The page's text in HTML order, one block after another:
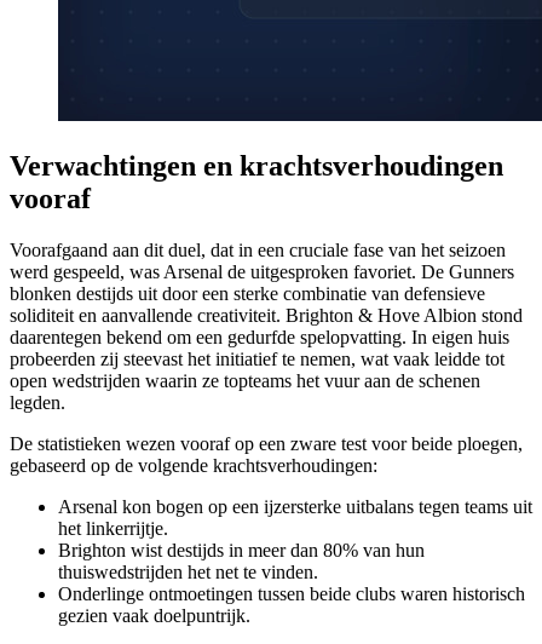
Verwachtingen en krachtsverhoudingen
vooraf
Voorafgaand aan dit duel, dat in een cruciale fase van het seizoen
werd gespeeld, was Arsenal de uitgesproken favoriet. De Gunners
blonken destijds uit door een sterke combinatie van defensieve
soliditeit en aanvallende creativiteit. Brighton & Hove Albion stond
daarentegen bekend om een gedurfde spelopvatting. In eigen huis
probeerden zij steevast het initiatief te nemen, wat vaak leidde tot
open wedstrijden waarin ze topteams het vuur aan de schenen
legden.
De statistieken wezen vooraf op een zware test voor beide ploegen,
gebaseerd op de volgende krachtsverhoudingen:
Arsenal kon bogen op een ijzersterke uitbalans tegen teams uit
het linkerrijtje.
Brighton wist destijds in meer dan 80% van hun
thuiswedstrijden het net te vinden.
Onderlinge ontmoetingen tussen beide clubs waren historisch
gezien vaak doelpuntrijk.